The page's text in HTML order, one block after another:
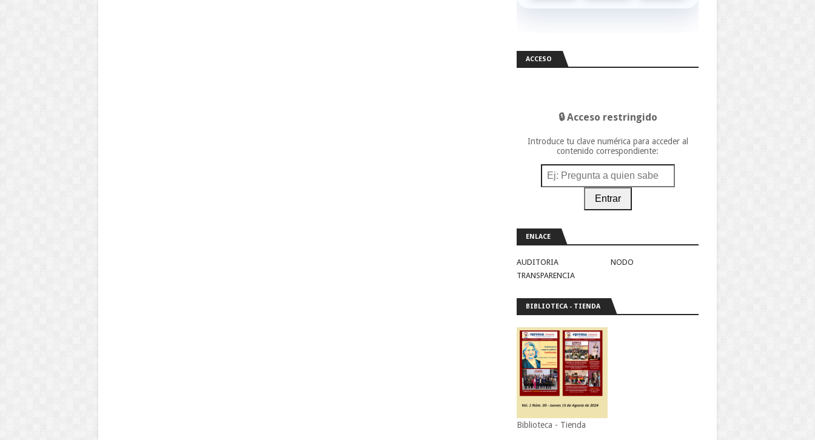
ACCESO
🔒 Acceso restringido
Introduce tu clave numérica para acceder al
contenido correspondiente:
Entrar
ENLACE
AUDITORIA
NODO
TRANSPARENCIA
BIBLIOTECA - TIENDA
Biblioteca - Tienda